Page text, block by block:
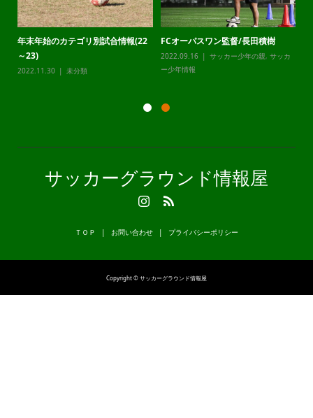
年末年始のカテゴリ別試合情報(22
～23)
2022.11.30 未分類
FCオーパスワン監督/長田積樹
2022.09.16 サッカー少年の親, サッカ
ー少年情報
サッカーグラウンド情報屋
ＴＯＰ お問い合わせ プライバシーポリシー
Copyright © サッカーグラウンド情報屋